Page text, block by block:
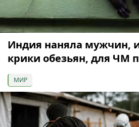
Индия наняла мужчин,
крики обезьян, для ЧМ
МИР